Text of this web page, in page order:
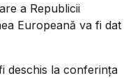
a Republicii
Europeană va fi dat
deschis la conferința